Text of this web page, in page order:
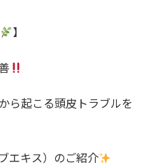
時
:
】
ら起こる頭皮トラブルを
エキス）のご紹介